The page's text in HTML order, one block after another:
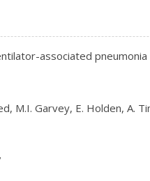
associated
M.I. Garvey, E. Holden, A.